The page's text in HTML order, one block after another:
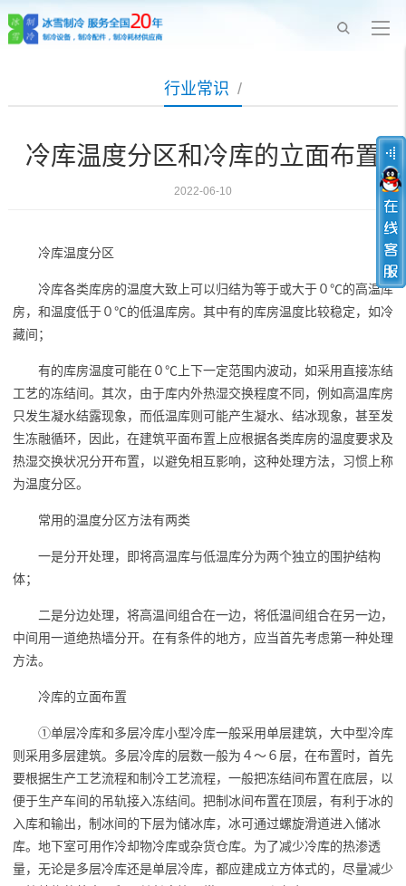
行业常识 /
冷库温度分区和冷库的立面布置
2022-06-10
冷库温度分区
冷库各类库房的温度大致上可以归结为等于或大于０℃的高温库
房，和温度低于０℃的低温库房。其中有的库房温度比较稳定，如冷
藏间；
有的库房温度可能在０℃上下一定范围内波动，如采用直接冻结
工艺的冻结间。其次，由于库内外热湿交换程度不同，例如高温库房
只发生凝水结露现象，而低温库则可能产生凝水、结冰现象，甚至发
生冻融循环，因此，在建筑平面布置上应根据各类库房的温度要求及
热湿交换状况分开布置，以避免相互影响，这种处理方法，习惯上称
为温度分区。
常用的温度分区方法有两类
一是分开处理，即将高温库与低温库分为两个独立的围护结构
体；
二是分边处理，将高温间组合在一边，将低温间组合在另一边，
中间用一道绝热墙分开。在有条件的地方，应当首先考虑第一种处理
方法。
冷库的立面布置
①单层冷库和多层冷库小型冷库一般采用单层建筑，大中型冷库
则采用多层建筑。多层冷库的层数一般为４～６层，在布置时，首先
要根据生产工艺流程和制冷工艺流程，一般把冻结间布置在底层，以
便于生产车间的吊轨接入冻结间。把制冰间布置在顶层，有利于冰的
入库和输出，制冰间的下层为储冰库，冰可通过螺旋滑道进入储冰
库。地下室可用作冷却物冷库或杂货仓库。为了减少冷库的热渗透
量，无论是多层冷库还是单层冷库，都应建成立方体式的，尽量减少